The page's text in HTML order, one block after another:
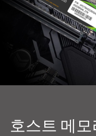
호스트 메